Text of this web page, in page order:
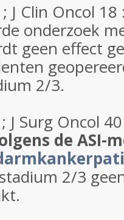
J Clin Oncol
onderzoek
geen effect
2/3.
J Surg Oncol
de ASI-
2/3